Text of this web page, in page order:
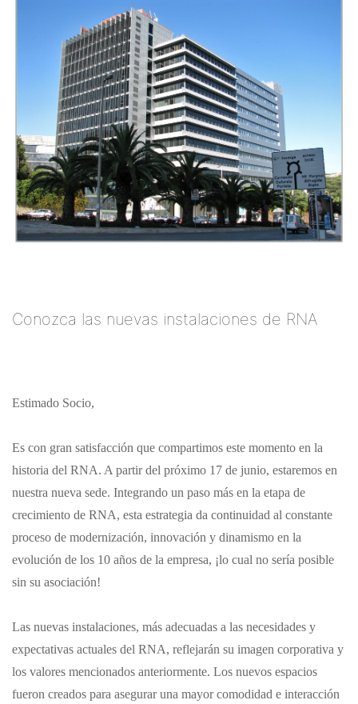
Conozca las nuevas instalaciones de RNA
Estimado Socio,
Es con gran satisfacción que compartimos este momento en la
historia del RNA. A partir del próximo 17 de junio, estaremos en
nuestra nueva sede. Integrando un paso más en la etapa de
crecimiento de RNA, esta estrategia da continuidad al constante
proceso de modernización, innovación y dinamismo en la
evolución de los 10 años de la empresa, ¡lo cual no sería posible
sin su asociación!
Las nuevas instalaciones, más adecuadas a las necesidades y
expectativas actuales del RNA, reflejarán su imagen corporativa y
los valores mencionados anteriormente. Los nuevos espacios
fueron creados para asegurar una mayor comodidad e interacción